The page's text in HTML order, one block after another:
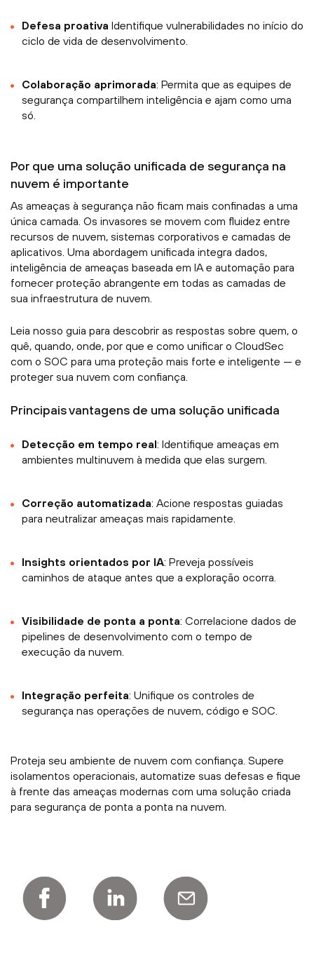
Defesa proativa Identifique vulnerabilidades no início do
ciclo de vida de desenvolvimento.
Colaboração aprimorada: Permita que as equipes de
segurança compartilhem inteligência e ajam como uma
só.
Por que uma solução unificada de segurança na
nuvem é importante
As ameaças à segurança não ficam mais confinadas a uma
única camada. Os invasores se movem com fluidez entre
recursos de nuvem, sistemas corporativos e camadas de
aplicativos. Uma abordagem unificada integra dados,
inteligência de ameaças baseada em IA e automação para
fornecer proteção abrangente em todas as camadas de
sua infraestrutura de nuvem.
Leia nosso guia para descobrir as respostas sobre quem, o
quê, quando, onde, por que e como unificar o CloudSec
com o SOC para uma proteção mais forte e inteligente — e
proteger sua nuvem com confiança.
Principais vantagens de uma solução unificada
Detecção em tempo real: Identifique ameaças em
ambientes multinuvem à medida que elas surgem.
Correção automatizada: Acione respostas guiadas
para neutralizar ameaças mais rapidamente.
Insights orientados por IA: Preveja possíveis
caminhos de ataque antes que a exploração ocorra.
Visibilidade de ponta a ponta: Correlacione dados de
pipelines de desenvolvimento com o tempo de
execução da nuvem.
Integração perfeita: Unifique os controles de
segurança nas operações de nuvem, código e SOC.
Proteja seu ambiente de nuvem com confiança. Supere
isolamentos operacionais, automatize suas defesas e fique
à frente das ameaças modernas com uma solução criada
para segurança de ponta a ponta na nuvem.